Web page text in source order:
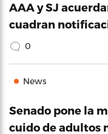
AAA y SJ
cuadran
0
News
Senado pone la
cuido de adultos